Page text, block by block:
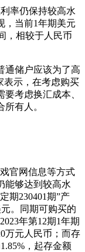
率仍保持较高水
，当前1年期美元
，相较于人民币
通储户应该为了高
表示，在考虑购买
考虑换汇成本、
有人。
官网信息等方式
能够达到较高水
期230401期”产
。同期可购买的
年第12期1年期
万元人民币；而存
，起存金额